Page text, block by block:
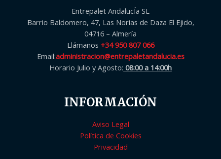
Entrepalet AndalucÍa SL
Barrio Baldomero, 47, Las Norias de Daza El Ejido,
04716 – Almería
Llámanos +34 950 807 066
Email:administracion@entrepaletandalucia.es
Horario Julio y Agosto: 08:00 a 14:00h
INFORMACIÓN
Aviso Legal
Política de Cookies
Privacidad